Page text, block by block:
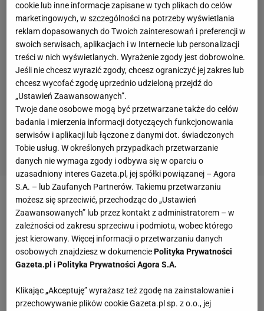
Zobacz wideoJan Urban zostaje! Wilkowicz: Jego
drużyna dała nam tak wiele radości
Fatalny mecz Polek z Irlandią
W 12. minucie przyjezdne prowadziły już 1:0. Po
akcji lewą stroną Emily Murphy dostała piłkę tuż
cookie lub inne informacje zapisane w tych plikach do celów
marketingowych, w szczególności na potrzeby wyświetlania
reklam dopasowanych do Twoich zainteresowań i preferencji w
swoich serwisach, aplikacjach i w Internecie lub personalizacji
treści w nich wyświetlanych. Wyrażenie zgody jest dobrowolne.
Jeśli nie chcesz wyrazić zgody, chcesz ograniczyć jej zakres lub
chcesz wycofać zgodę uprzednio udzieloną przejdź do
„Ustawień Zaawansowanych”.
Twoje dane osobowe mogą być przetwarzane także do celów
badania i mierzenia informacji dotyczących funkcjonowania
serwisów i aplikacji lub łączone z danymi dot. świadczonych
Tobie usług. W określonych przypadkach przetwarzanie
danych nie wymaga zgody i odbywa się w oparciu o
uzasadniony interes Gazeta.pl, jej spółki powiązanej – Agora
S.A. – lub Zaufanych Partnerów. Takiemu przetwarzaniu
możesz się sprzeciwić, przechodząc do „Ustawień
Zaawansowanych” lub przez kontakt z administratorem – w
zależności od zakresu sprzeciwu i podmiotu, wobec którego
jest kierowany. Więcej informacji o przetwarzaniu danych
osobowych znajdziesz w dokumenciePolityka Prywatności
Gazeta.pl iPolityka Prywatności Agora S.A.
Klikając „Akceptuję” wyrażasz też zgodę na zainstalowanie i
przechowywanie plików cookie Gazeta.pl sp. z o.o., jej